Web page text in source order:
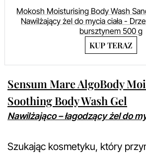
Mokosh Moisturising Body Wash
Nawilżający żel do mycia ciała -
bursztynem 500 g
KUP TERAZ
Sensum Mare AlgoBody
Soothing Body Wash Gel
Nawilżająco – łagodzący żel do
Szukając kosmetyku, który